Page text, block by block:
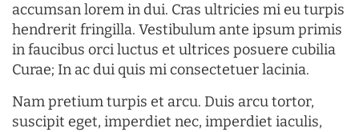
accumsan lorem in dui. Cras ultricies mi eu turpis
hendrerit fringilla. Vestibulum ante ipsum primis
in faucibus orci luctus et ultrices posuere cubilia
Curae; In ac dui quis mi consectetuer lacinia.
Nam pretium turpis et arcu. Duis arcu tortor,
suscipit eget, imperdiet nec, imperdiet iaculis,